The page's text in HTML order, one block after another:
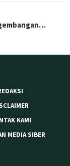
KAMI
MEDIA SIBER